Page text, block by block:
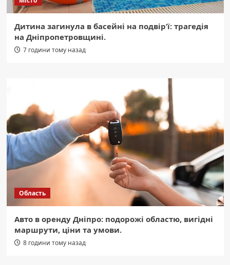
Дитина загинула в басейні на подвір’ї: трагедія
на Дніпропетровщині.
7 години тому назад
Область
Авто в оренду Дніпро: подорожі областю, вигідні
маршрути, ціни та умови.
8 години тому назад